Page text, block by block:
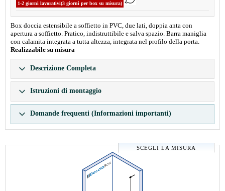
1-2 giorni lavorativi(3 giorni per box su misura)
Box doccia estensibile a soffietto in PVC, due lati, doppia anta con
apertura a soffietto. Pratico, indistruttibile e salva spazio. Barra maniglia
con calamita integrata a tutta altezza, integrata nel profilo della porta.
Realizzabile su misura
Descrizione Completa
Istruzioni di montaggio
Domande frequenti (Informazioni importanti)
SCEGLI LA MISURA